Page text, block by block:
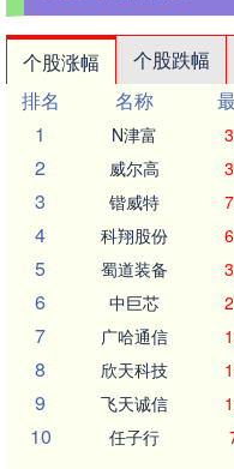
个股涨幅 个股跌幅
排名
名称
1
N津富
2 威尔高
3 锴威特
4 科翔股份
5 蜀道装备
6 中巨芯
7 广哈通信
8 欣天科技
9 飞天诚信
10 任子行